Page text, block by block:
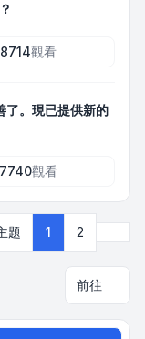
觀看
。現已提供新的
觀看
題 1 2
前往